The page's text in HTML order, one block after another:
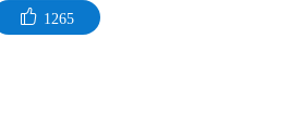
1265